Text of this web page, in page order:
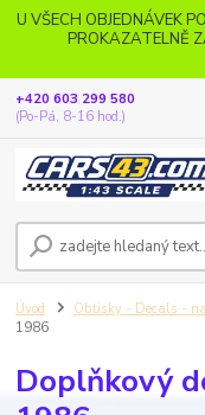
U VŠECH OBJEDNÁVEK
PROKAZATELNĚ
+420 603 299 580
(Po-Pá, 8-16 hod.)
Úvod Obtisky - Decals -
1986
Doplňkový